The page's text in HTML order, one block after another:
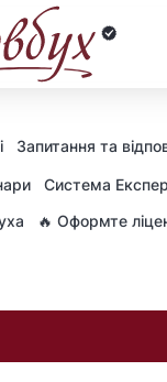
Запитання та
Cистема
🔥 Оформте